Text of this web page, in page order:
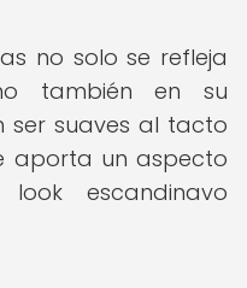
no solo se refleja
también en su
ser suaves al tacto
aporta un aspecto
escandinavo